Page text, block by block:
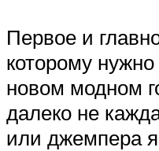
Первое и
которому
новом модном
далеко не
или джемпера